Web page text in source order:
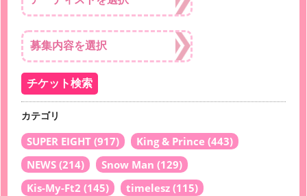
カテゴリ
SUPER EIGHT (917) King & Prince (443)
NEWS (214) Snow Man (129)
Kis-My-Ft2 (145) timelesz (115)